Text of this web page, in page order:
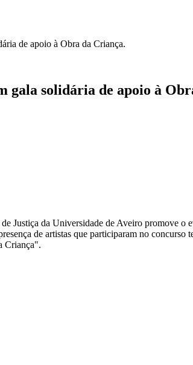
de apoio à Obra da Criança.
gala solidária de apoio à
Justiça da Universidade de Aveiro promove
de artistas que participaram no
Criança".